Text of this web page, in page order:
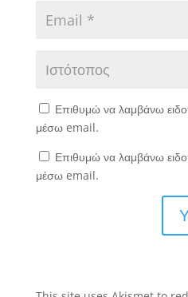
Επιθυμώ να λαμβάνω
μέσω email.
Επιθυμώ να λαμβάνω
μέσω email.